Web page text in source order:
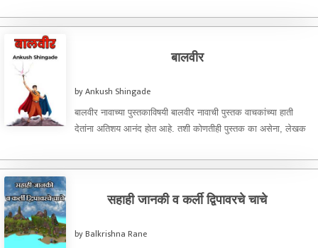
बालवीर
by Ankush Shingade
बालवीर नावाच्या पुस्तकाविषयी बालवीर नावाची पुस्तक वाचकांच्या हाती
देतांना अतिशय आनंद होत आहे. तशी कोणतीही पुस्तक का असेना, लेखक
सहाही जानकी व कर्ली द्विपावरचे चाचे
by Balkrishna Rane